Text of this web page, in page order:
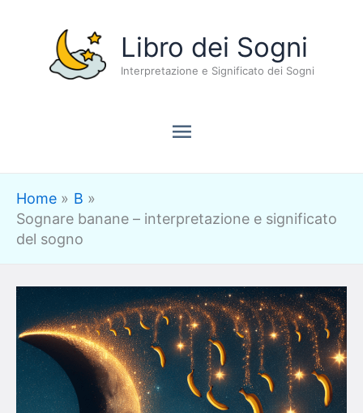
contenuto
Libro dei Sogni
Interpretazione e Significato dei Sogni
Menu
principale
Home
B
Sognare banane – interpretazione e significato
del sogno